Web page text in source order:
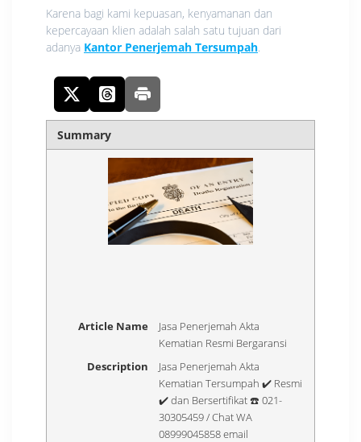
Karena bagi kami kepuasan, kenyamanan dan
kepercayaan klien adalah salah satu tujuan dari
adanya Kantor Penerjemah Tersumpah.
Summary
Article Name
Jasa Penerjemah Akta
Kematian Resmi Bergaransi
Description
Jasa Penerjemah Akta
Kematian Tersumpah ✔️ Resmi
✔️ dan Bersertifikat ☎️ 021-
30305459 / Chat WA
08999045858 email